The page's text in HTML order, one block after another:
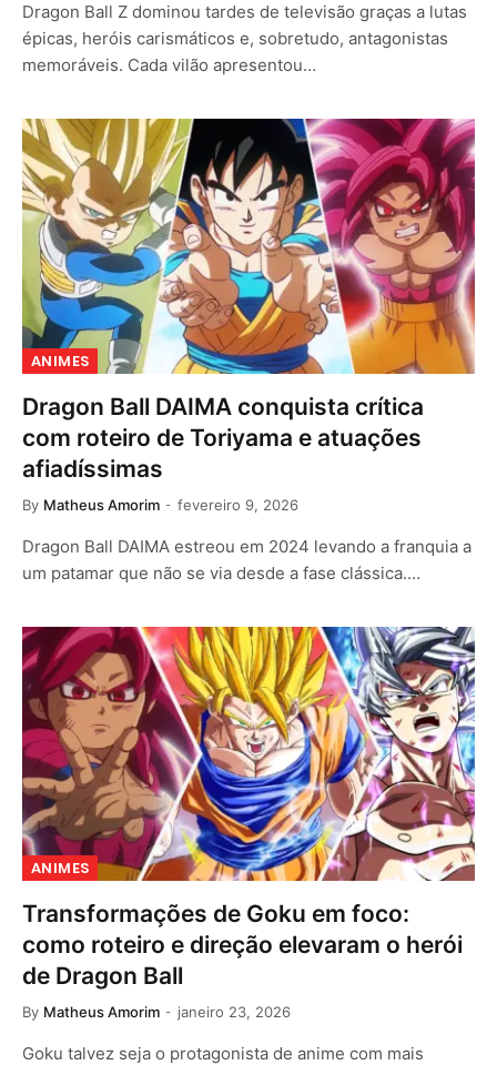
Dragon Ball Z dominou tardes de televisão graças a lutas
épicas, heróis carismáticos e, sobretudo, antagonistas
memoráveis. Cada vilão apresentou…
ANIMES
Dragon Ball DAIMA conquista crítica
com roteiro de Toriyama e atuações
afiadíssimas
By Matheus Amorim fevereiro 9, 2026
Dragon Ball DAIMA estreou em 2024 levando a franquia a
um patamar que não se via desde a fase clássica.…
ANIMES
Transformações de Goku em foco:
como roteiro e direção elevaram o herói
de Dragon Ball
By Matheus Amorim janeiro 23, 2026
Goku talvez seja o protagonista de anime com mais